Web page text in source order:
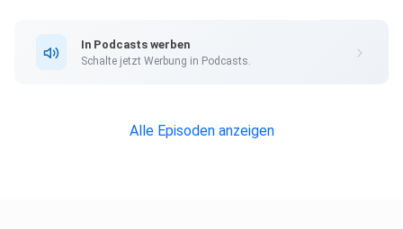
In Podcasts werben
Schalte jetzt Werbung in Podcasts.
Alle Episoden anzeigen